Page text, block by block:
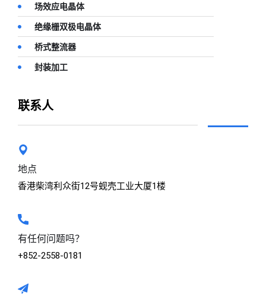
场效应电晶体
绝缘栅双极电晶体
桥式整流器
封装加工
联系人
地点
香港柴湾利众街12号蚬壳工业大厦1楼
有任何问题吗？
+852-2558-0181